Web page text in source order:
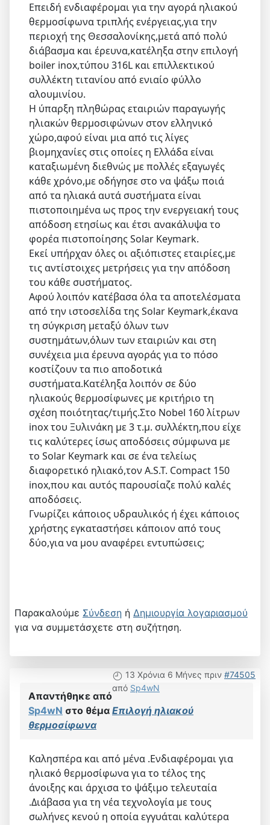
Επειδή ενδιαφέρομαι για την αγορά ηλιακού
θερμοσίφωνα τριπλής ενέργειας,για την
περιοχή της Θεσσαλονίκης,μετά από πολύ
διάβασμα και έρευνα,κατέληξα στην επιλογή
boiler inox,τύπου 316L και επιλλεκτικού
συλλέκτη τιτανίου από ενιαίο φύλλο
αλουμινίου.
Η ύπαρξη πληθώρας εταιριών παραγωγής
ηλιακών θερμοσιφώνων στον ελληνικό
χώρο,αφού είναι μια από τις λίγες
βιομηχανίες στις οποίες η Ελλάδα είναι
καταξιωμένη διεθνώς με πολλές εξαγωγές
κάθε χρόνο,με οδήγησε στο να ψάξω ποιά
από τα ηλιακά αυτά συστήματα είναι
πιστοποιημένα ως προς την ενεργειακή τους
απόδοση ετησίως και έτσι ανακάλυψα το
φορέα πιστοποίησης Solar Keymark.
Εκεί υπήρχαν όλες οι αξιόπιστες εταιρίες,με
τις αντίστοιχες μετρήσεις για την απόδοση
του κάθε συστήματος.
Αφού λοιπόν κατέβασα όλα τα αποτελέσματα
από την ιστοσελίδα της Solar Keymark,έκανα
τη σύγκριση μεταξύ όλων των
συστημάτων,όλων των εταιριών και στη
συνέχεια μια έρευνα αγοράς για το πόσο
κοστίζουν τα πιο αποδοτικά
συστήματα.Κατέληξα λοιπόν σε δύο
ηλιακούς θερμοσίφωνες με κριτήριο τη
σχέση ποιότητας/τιμής.Στο Nobel 160 λίτρων
inox του Ξυλινάκη με 3 τ.μ. συλλέκτη,που είχε
τις καλύτερες ίσως αποδόσεις σύμφωνα με
το Solar Keymark και σε ένα τελείως
διαφορετικό ηλιακό,τον A.S.T. Compact 150
inox,που και αυτός παρουσίαζε πολύ καλές
αποδόσεις.
Γνωρίζει κάποιος υδραυλικός ή έχει κάποιος
χρήστης εγκαταστήσει κάποιον από τους
δύο,για να μου αναφέρει εντυπώσεις;
Παρακαλούμε Σύνδεση ή Δημιουργία λογαριασμού
για να συμμετάσχετε στη συζήτηση.
13 Χρόνια 6 Μήνες πριν #74505
από Sp4wN
Απαντήθηκε από
Sp4wN στο θέμα Επιλογή ηλιακού
θερμοσίφωνα
Καλησπέρα και από μένα .Ενδιαφέρομαι για
ηλιακό θερμοσίφωνα για το τέλος της
άνοιξης και άρχισα το ψάξιμο τελευταία
.Διάβασα για τη νέα τεχνολογία με τους
σωλήνες κενού η οποία εγγυάται καλύτερα